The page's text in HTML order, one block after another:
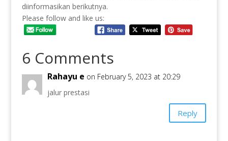
diinformasikan berikutnya.
Please follow and like us:
6 Comments
Rahayu e on February 5, 2023 at 20:29
jalur prestasi
Reply